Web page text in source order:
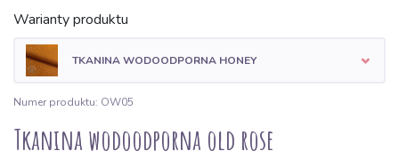
Warianty produktu
TKANINA WODOODPORNA HONEY
Numer produktu: OW05
Tkanina wodoodporna old rose